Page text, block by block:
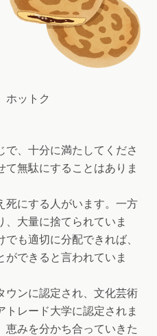
ホットク
、十分に満たしてくださ
無駄にすることはありま
にする人がいます。一方
、大量に捨てられていま
も適切に分配できれば、
できると言われていま
ンに認定され、文化芸術
レード大学に認定されま
恵みを分かち合っていきた